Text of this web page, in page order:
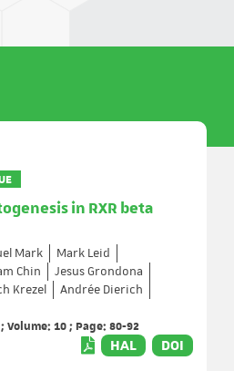
in RXR beta
Mark
Mark Leid
Chin
Jesus Grondona
Krezel
Andrée Dierich
Volume: 10 ; Page: 80-92
HAL DOI